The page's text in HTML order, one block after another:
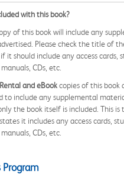
with this book?
of this book will include any
Please check the title of
it should include any access cards,
CDs, etc.
and eBookcopies of this book
to include any supplemental
the book itself is included. This is
it includes any access cards,
CDs, etc.
Program